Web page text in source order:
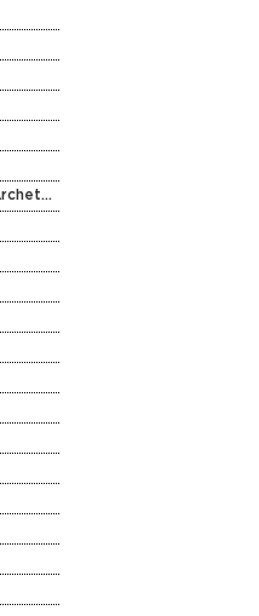
21st Century Archetype